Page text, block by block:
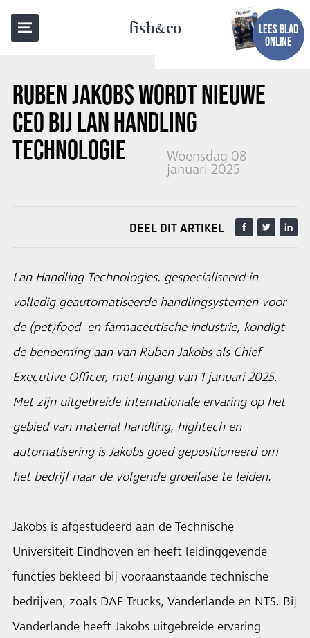
fishco
LEES BLAD
ONLINE
RUBEN JAKOBS WORDT NIEUWE
CEO BIJ LAN HANDLING
TECHNOLOGIE
Woensdag 08
januari 2025
TERUG NAAR OVERZICHT
DEEL DIT ARTIKEL
Lan Handling Technologies, gespecialiseerd in
volledig geautomatiseerde handlingsystemen voor
de (pet)food- en farmaceutische industrie, kondigt
de benoeming aan van Ruben Jakobs als Chief
Executive Officer, met ingang van 1 januari 2025.
Met zijn uitgebreide internationale ervaring op het
gebied van material handling, hightech en
automatisering is Jakobs goed gepositioneerd om
het bedrijf naar de volgende groeifase te leiden.
Jakobs is afgestudeerd aan de Technische
Universiteit Eindhoven en heeft leidinggevende
functies bekleed bij vooraanstaande technische
bedrijven, zoals DAF Trucks, Vanderlande en NTS. Bij
Vanderlande heeft Jakobs uitgebreide ervaring